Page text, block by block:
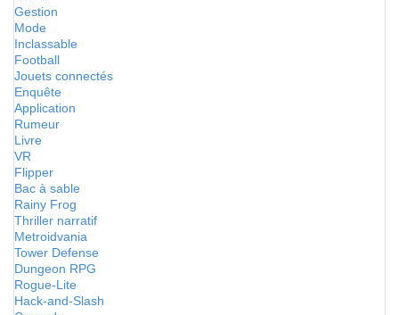
Gestion
Mode
Inclassable
Football
Jouets connectés
Enquête
Application
Rumeur
Livre
VR
Flipper
Bac à sable
Rainy Frog
Thriller narratif
Metroidvania
Tower Defense
Dungeon RPG
Rogue-Lite
Hack-and-Slash